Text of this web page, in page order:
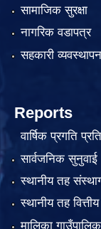
सामाजिक सुरक्षा
नागरिक वडापत्र
सहकारी
Reports
वार्षिक प्रगति
सार्वजनिक सुनुवाई
स्थानीय तह
स्थानीय तह
मालिका